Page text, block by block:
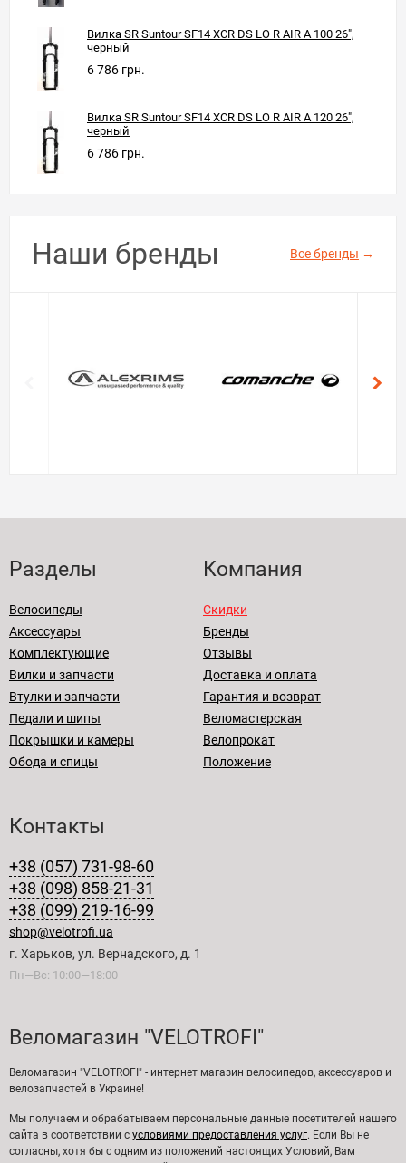
Вилка SR Suntour SF14 XCR DS LO R AIR A 100 26",
черный
6 786 грн.
Вилка SR Suntour SF14 XCR DS LO R AIR A 120 26",
черный
6 786 грн.
Наши бренды Все бренды →
Разделы
Велосипеды
Аксессуары
Комплектующие
Вилки и запчасти
Втулки и запчасти
Педали и шипы
Покрышки и камеры
Обода и спицы
Компания
Скидки
Бренды
Отзывы
Доставка и оплата
Гарантия и возврат
Веломастерская
Велопрокат
Положение
Контакты
+38 (057) 731-98-60
+38 (098) 858-21-31
+38 (099) 219-16-99
shop@velotrofi.ua
г. Харьков, ул. Вернадского, д. 1
Пн—Вс: 10:00—18:00
Веломагазин "VELOTROFI"
Веломагазин "VELOTROFI" - интернет магазин велосипедов, аксессуаров и
велозапчастей в Украине!
Мы получаем и обрабатываем персональные данные посетителей нашего
сайта в соответствии с условиями предоставления услуг. Если Вы не
согласны, хотя бы с одним из положений настоящих Условий, Вам